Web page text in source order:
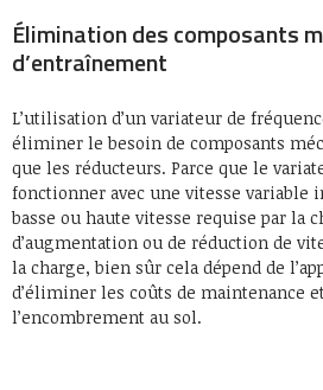
Élimination des composants
d’entraînement
L’utilisation d’un variateur de
éliminer le besoin de composants
que les réducteurs. Parce que le
fonctionner avec une vitesse
basse ou haute vitesse requise par la
d’augmentation ou de réduction de
la charge, bien sûr cela dépend de
d’éliminer les coûts de maintenance
l’encombrement au sol.